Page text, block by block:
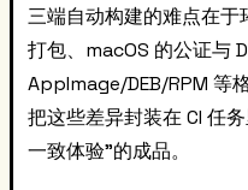
三端自动构建的难点在
打包、macOS 的公证与
AppImage/DEB/RPM 等
把这些差异封装在 CI 任
一致体验”的成品。